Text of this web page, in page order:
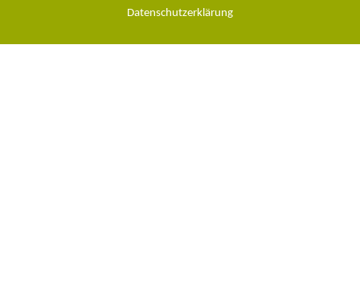
Datenschutzerklärung